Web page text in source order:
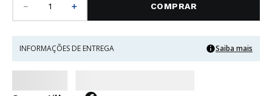
＋
－ COMPRAR
INFORMAÇÕES DE ENTREGA Saiba mais